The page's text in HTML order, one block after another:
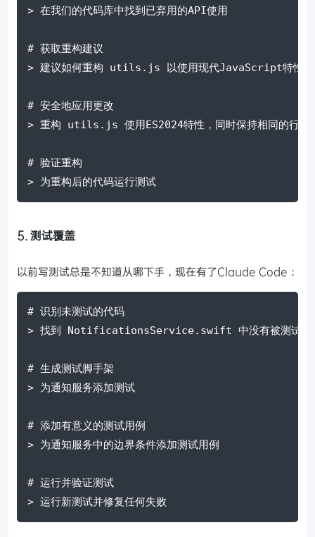
> 在我们的代码库中找到已弃用的API使用
# 获取重构建议
> 建议如何重构 utils.js 以使用现代JavaScript特性
# 安全地应用更改
> 重构 utils.js 使用ES2024特性，同时保持相同的行为
# 验证重构
> 为重构后的代码运行测试
5. 测试覆盖
以前写测试总是不知道从哪下手，现在有了Claude Code：
# 识别未测试的代码
> 找到 NotificationsService.swift 中没有被测试覆
# 生成测试脚手架
> 为通知服务添加测试
# 添加有意义的测试用例
> 为通知服务中的边界条件添加测试用例
# 运行并验证测试
> 运行新测试并修复任何失败